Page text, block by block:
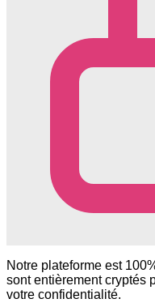
Notre plateforme est
sont entièrement cryptés
votre confidentialité.